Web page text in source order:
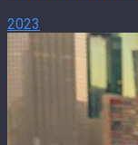
2023